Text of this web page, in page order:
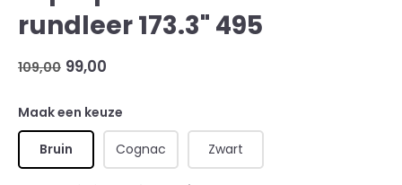
rundleer 173.3" 495
109,00 99,00
Maak een keuze
Bruin Cognac Zwart